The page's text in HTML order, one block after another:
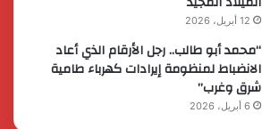
12 أبريل، 2026
“محمد أبو طالب.. رجل الأرقام الذي أعاد
الانضباط لمنظومة إيرادات كهرباء طامية
شرق وغرب”
6 أبريل، 2026